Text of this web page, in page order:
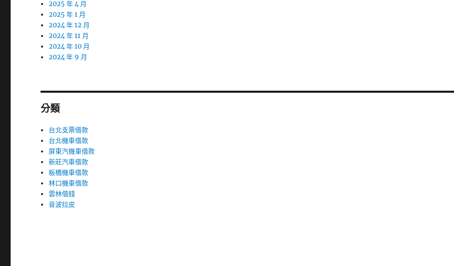
2025 年 4 月
2025 年 1 月
2024 年 12 月
2024 年 11 月
2024 年 10 月
2024 年 9 月
分類
台北支票借款
台北機車借款
屏東汽機車借款
新莊汽車借款
板橋機車借款
林口機車借款
雲林借錢
音波拉皮